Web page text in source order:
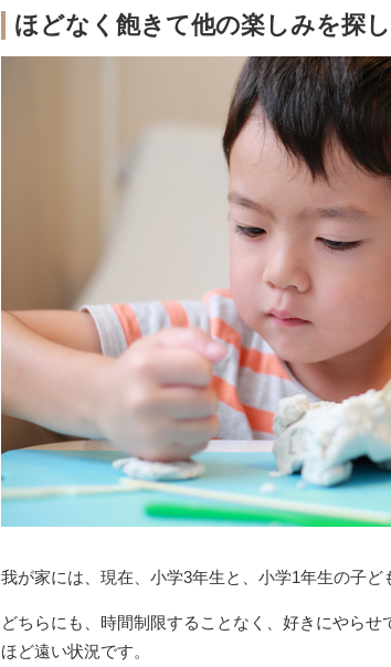
ほどなく飽きて他の楽しみを探
我が家には、現在、小学3年生と、小学1年生の子ど
どちらにも、時間制限することなく、好きにやら
ほど遠い状況です。